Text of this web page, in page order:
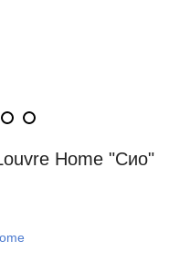
Home "Сио"